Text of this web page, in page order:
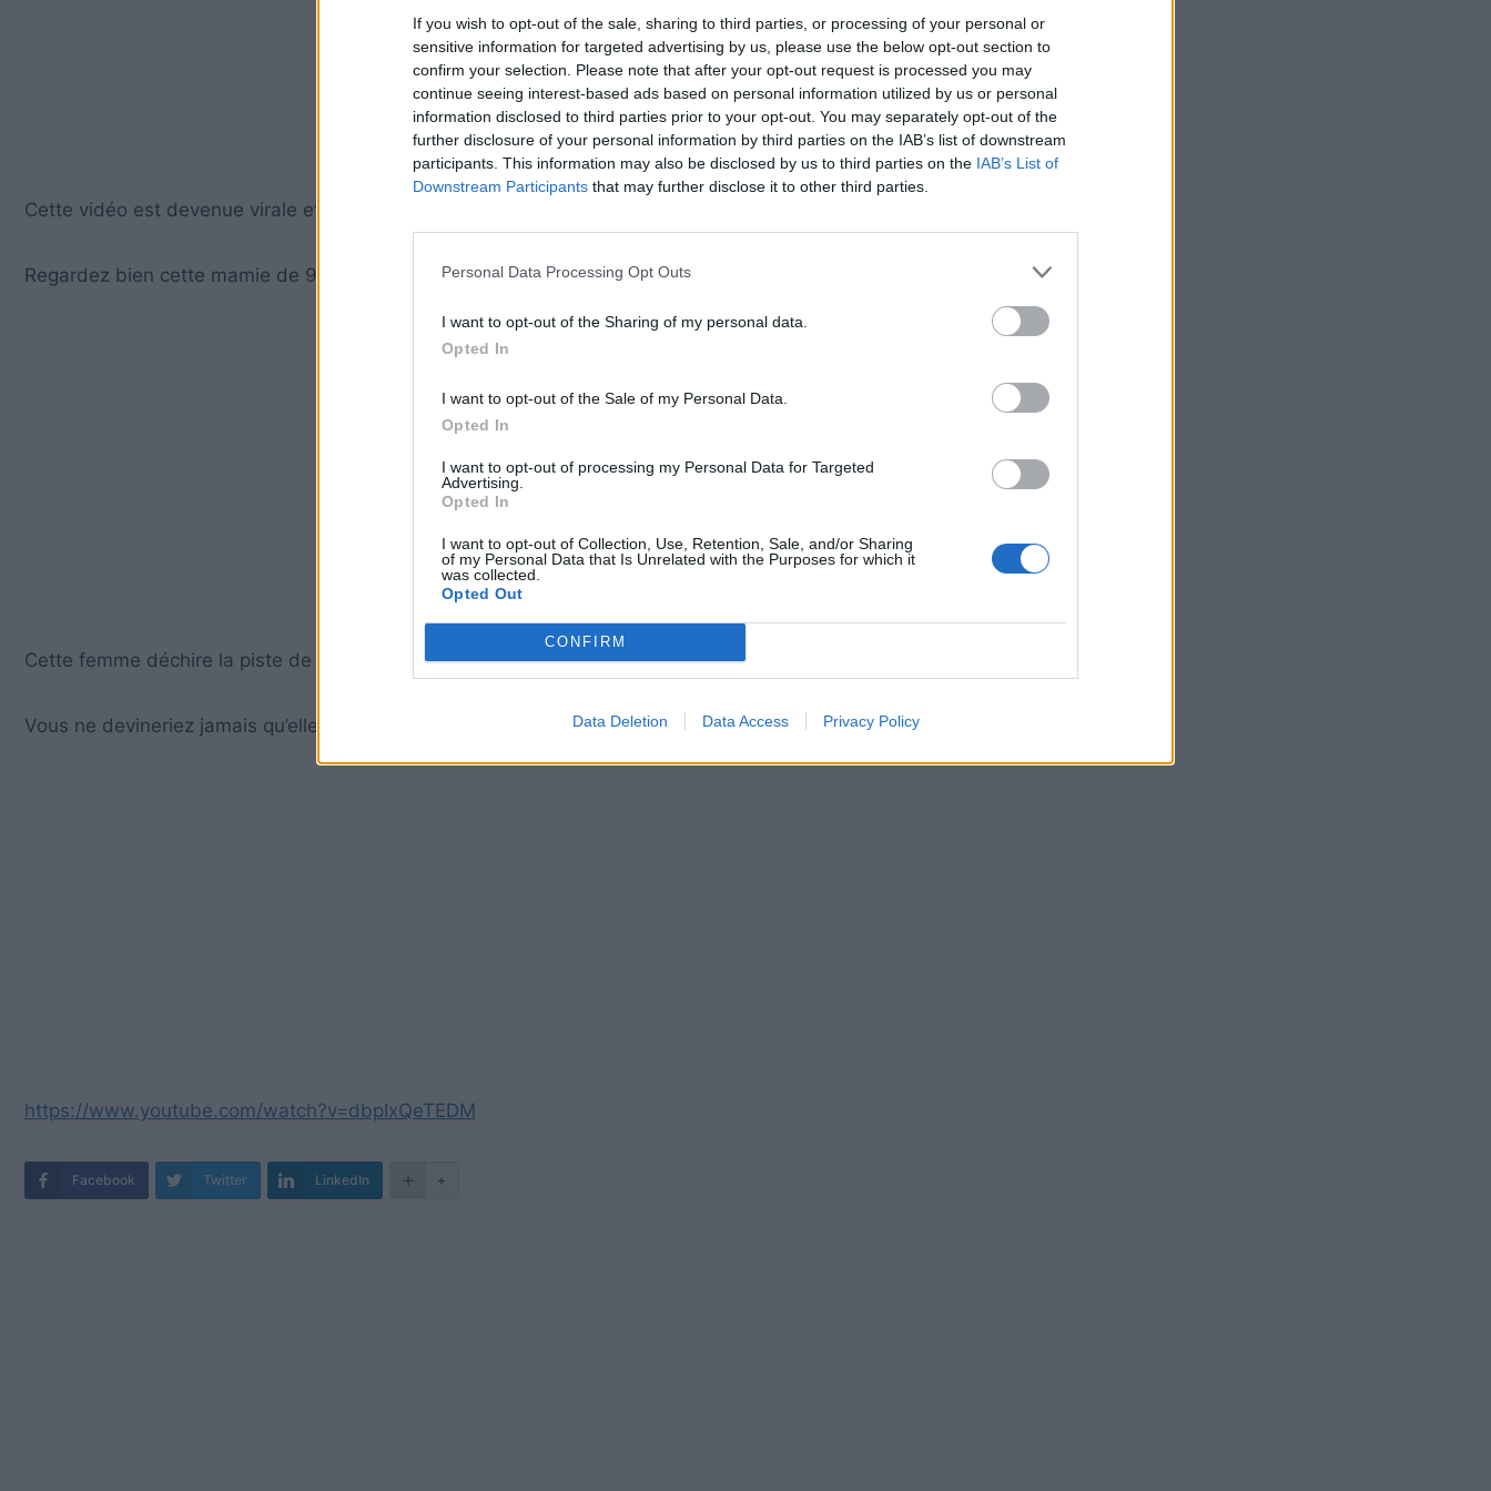
If you wish to opt-out of the sale, sharing to third parties, or processing of your personal or
sensitive information for targeted advertising by us, please use the below opt-out section to
confirm your selection. Please note that after your opt-out request is processed you may
continue seeing interest-based ads based on personal information utilized by us or personal
information disclosed to third parties prior to your opt-out. You may separately opt-out of the
further disclosure of your personal information by third parties on the IAB’s list of downstream
participants. This information may also be disclosed by us to third parties on the IAB’s List of
Downstream Participants that may further disclose it to other third parties.
Personal Data Processing Opt Outs
I want to opt-out of the Sharing of my personal data.
Opted In
I want to opt-out of the Sale of my Personal Data.
Opted In
I want to opt-out of processing my Personal Data for Targeted
Advertising.
Opted In
I want to opt-out of Collection, Use, Retention, Sale, and/or Sharing
of my Personal Data that Is Unrelated with the Purposes for which it
was collected.
Opted Out
CONFIRM
Data Deletion Data Access Privacy Policy
Cette vidéo est devenue virale et elle mettra un joli sourire sur votre visage pour le reste de la journée.
Regardez bien cette mamie de 96 ans danser lors d’un mariage en famille.
Cette femme déchire la piste de danse ! En suivant la chorégraphie de danse en ligne, grand-mère groove !
Vous ne devineriez jamais qu’elle a 96 ans!
https://www.youtube.com/watch?v=dbpIxQeTEDM
Facebook Twitter LinkedIn +